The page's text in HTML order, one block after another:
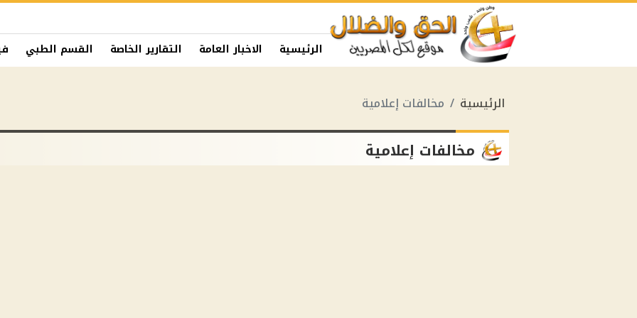
الرئيسية الاخبار العامة التقارير الخاصة القسم الطبي
الرئيسية مخالفات إعلامية
مخالفات إعلامية